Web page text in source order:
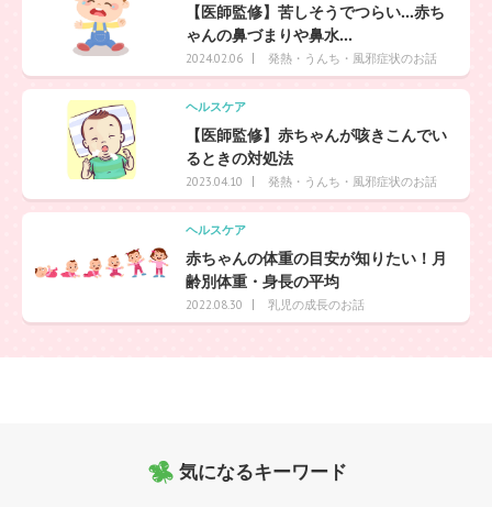
【医師監修】苦しそうでつらい…赤ち
ゃんの鼻づまりや鼻水...
2024.02.06 発熱・うんち・風邪症状のお話
ヘルスケア
【医師監修】赤ちゃんが咳きこんでい
るときの対処法
2023.04.10 発熱・うんち・風邪症状のお話
ヘルスケア
赤ちゃんの体重の目安が知りたい！月
齢別体重・身長の平均
2022.08.30 乳児の成長のお話
気になるキーワード